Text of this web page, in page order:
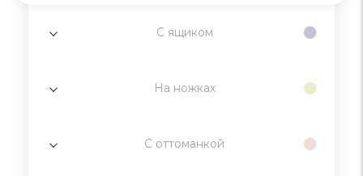
С ящиком
На ножках
С оттоманкой